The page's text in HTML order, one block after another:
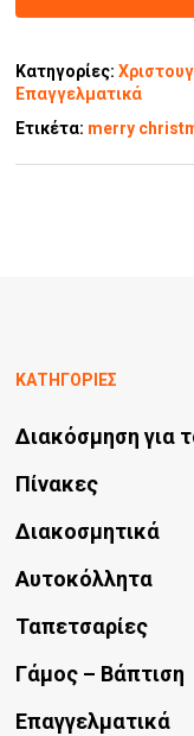
Κατηγορίες:
Επαγγελματικά
Ετικέτα: merry
ΚΑΤΗΓΟΡΙΕΣ
Διακόσμηση για
Πίνακες
Διακοσμητικά
Αυτοκόλλητα
Ταπετσαρίες
Γάμος – Βάπτιση
Επαγγελματικά